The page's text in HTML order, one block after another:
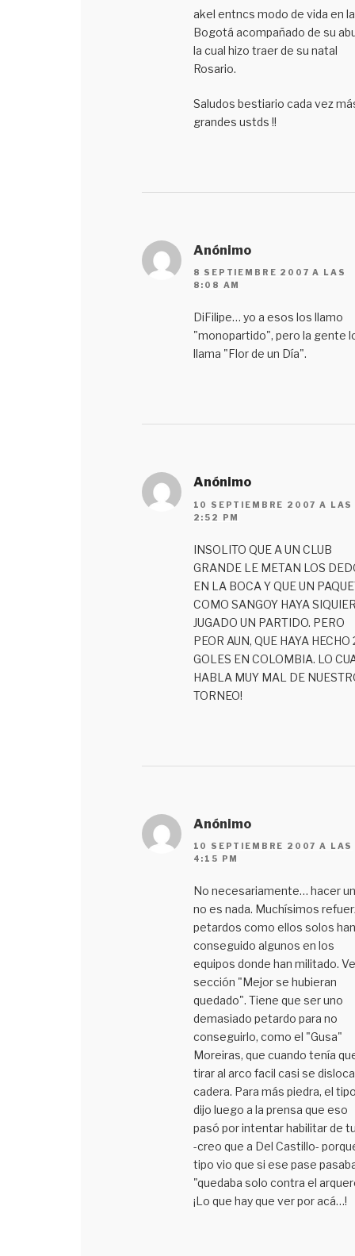
akel entncs modo de vida en
Bogotá acompañado de su
la cual hizo traer de su natal
Rosario.
Saludos bestiario cada vez
grandes ustds !!
Anónimo
8 SEPTIEMBRE 2007 A LAS
8:08 AM
DiFilipe… yo a esos los llamo
"monopartido", pero la gente
llama "Flor de un Día".
Anónimo
10 SEPTIEMBRE 2007 A LAS
2:52 PM
INSOLITO QUE A UN CLUB
GRANDE LE METAN LOS
EN LA BOCA Y QUE UN
COMO SANGOY HAYA
JUGADO UN PARTIDO. PERO
PEOR AUN, QUE HAYA HECHO
GOLES EN COLOMBIA. LO
HABLA MUY MAL DE
TORNEO!
Anónimo
10 SEPTIEMBRE 2007 A LAS
4:15 PM
No necesariamente… hacer
no es nada. Muchísimos
petardos como ellos solos han
conseguido algunos en los
equipos donde han militado.
sección "Mejor se hubieran
quedado". Tiene que ser uno
demasiado petardo para no
conseguirlo, como el "Gusa"
Moreiras, que cuando tenía
tirar al arco facil casi se
cadera. Para más piedra, el
dijo luego a la prensa que eso
pasó por intentar habilitar de
-creo que a Del Castillo-
tipo vio que si ese pase
"quedaba solo contra el
¡Lo que hay que ver por acá…!